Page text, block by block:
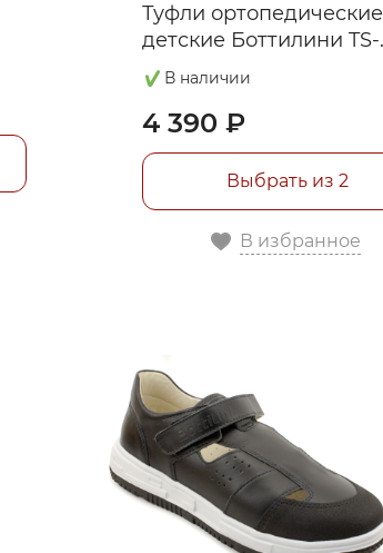
Туфли ортопедические
детские Боттилини TS-
322(2)
В наличии
4 390 ₽
Выбрать из 2
В избранное